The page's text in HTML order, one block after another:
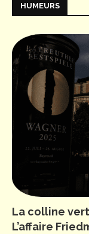
HUMEURS
La colline
L’affaire